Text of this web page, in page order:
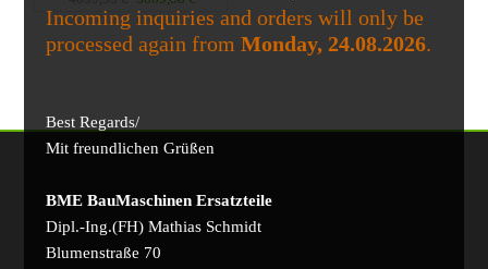
Incoming inquiries and orders will only be
processed again fromMonday, 24.08.2026.
Best Regards/
Mit freundlichen Grüßen
BME BauMaschinen Ersatzteile
Dipl.-Ing.(FH) Mathias Schmidt
Blumenstraße 70